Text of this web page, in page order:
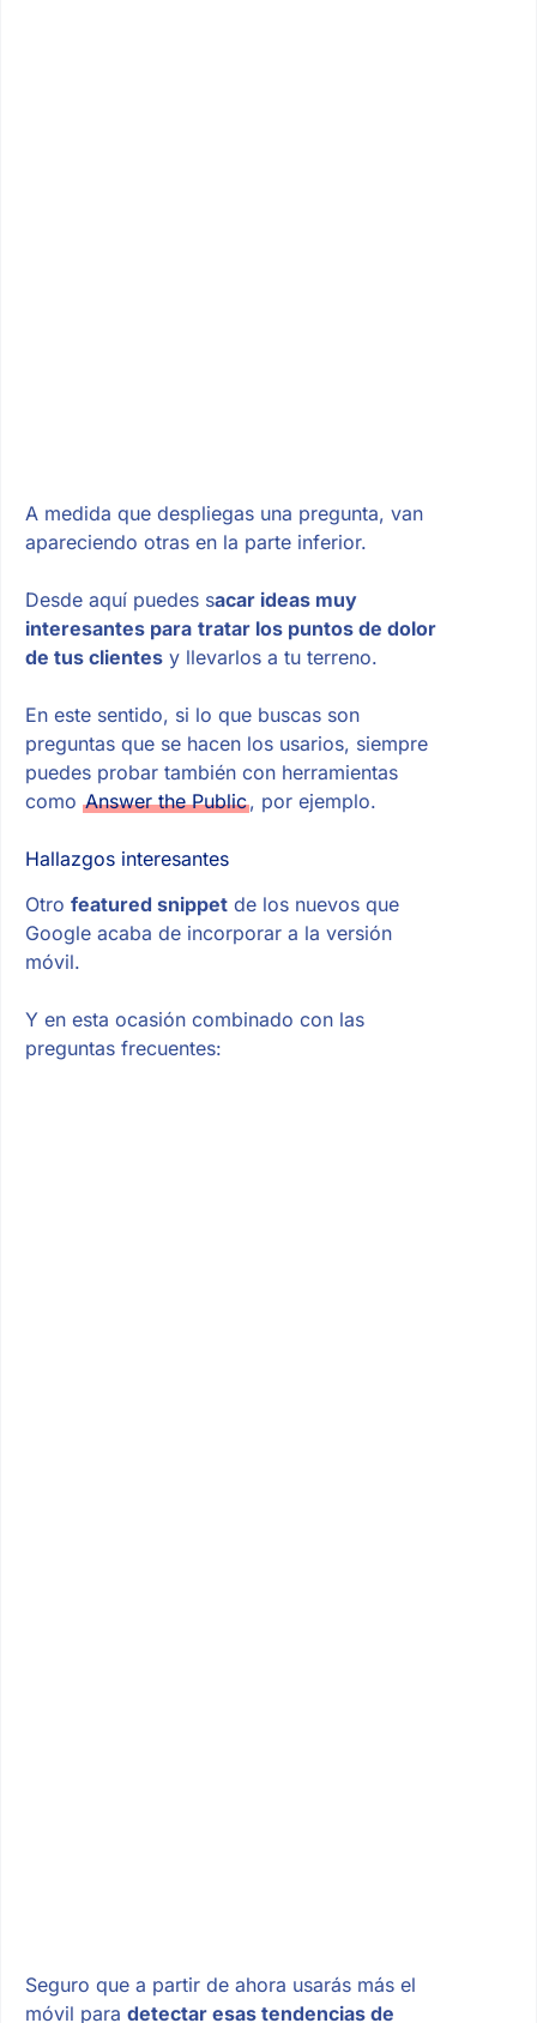
A medida que despliegas una pregunta, van
apareciendo otras en la parte inferior.
Desde aquí puedes sacar ideas muy
interesantes para tratar los puntos de dolor
de tus clientesy llevarlos a tu terreno.
En este sentido, si lo que buscas son
preguntas que se hacen los usarios, siempre
puedes probar también con herramientas
como Answer the Public, por ejemplo.
Hallazgos interesantes
Otro featured snippetde los nuevos que
Google acaba de incorporar a la versión
móvil.
Y en esta ocasión combinado con las
preguntas frecuentes:
Seguro que a partir de ahora usarás más el
móvil para detectar esas tendencias de